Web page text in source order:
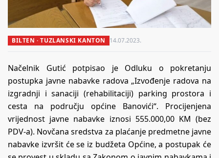
BILTEN · TUZLANSKI KANTON 14.07.2023.
Načelnik Gutić potpisao je Odluku o pokretanju
postupka javne nabavke radova „Izvođenje radova na
izgradnji i sanaciji (rehabilitaciji) parking prostora i
cesta na području općine Banovići“. Procijenjena
vrijednost javne nabavke iznosi 555.000,00 KM (bez
PDV-a). Novčana sredstva za plaćanje predmetne javne
nabavke izvršit će se iz budžeta Općine, a postupak će